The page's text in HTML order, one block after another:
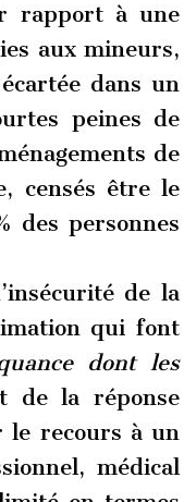
rapport à une
aux mineurs,
dans un
peines de
de
censés être le
des personnes
de la
qui font
dont les
de la réponse
le recours à un
médical